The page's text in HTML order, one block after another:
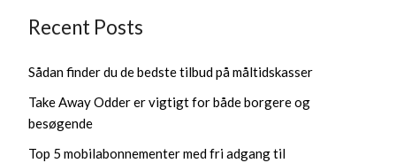
Recent Posts
Sådan finder du de bedste tilbud på måltidskasser
Take Away Odder er vigtigt for både borgere og
besøgende
Top 5 mobilabonnementer med fri adgang til